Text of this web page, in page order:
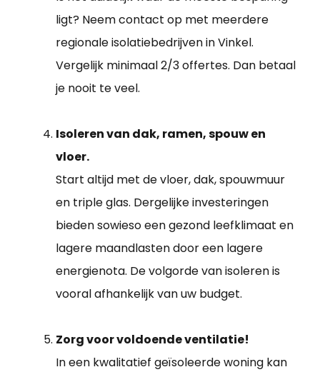
ligt? Neem contact op met meerdere
regionale isolatiebedrijven in Vinkel.
Vergelijk minimaal 2/3 offertes. Dan betaal
je nooit te veel.
Isoleren van dak, ramen, spouw en
vloer.
Start altijd met de vloer, dak, spouwmuur
en triple glas. Dergelijke investeringen
bieden sowieso een gezond leefklimaat en
lagere maandlasten door een lagere
energienota. De volgorde van isoleren is
vooral afhankelijk van uw budget.
Zorg voor voldoende ventilatie!
In een kwalitatief geïsoleerde woning kan